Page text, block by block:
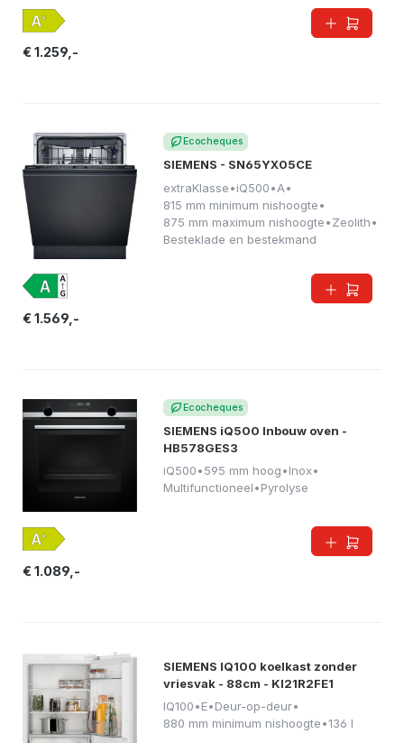
€ 1.259,-
Ecocheques
SIEMENS - SN65YX05CE
extraKlasse•iQ500•A•
815 mm minimum nishoogte•
875 mm maximum nishoogte•Zeolith•
Besteklade en bestekmand
€ 1.569,-
Ecocheques
SIEMENS iQ500 Inbouw oven -
HB578GES3
iQ500•595 mm hoog•Inox•
Multifunctioneel•Pyrolyse
€ 1.089,-
SIEMENS IQ100 koelkast zonder
vriesvak - 88cm - KI21R2FE1
IQ100•E•Deur-op-deur•
880 mm minimum nishoogte•136 l